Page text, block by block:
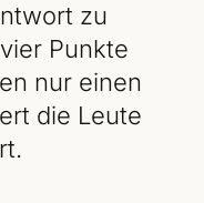
zu
Punkte
nur einen
die Leute